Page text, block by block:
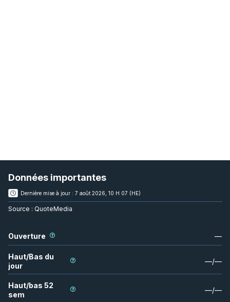
Données importantes
Dernière mise à jour : 7 août 2026, 10 H 07 (HE)
Source : QuoteMedia
Ouverture —
Haut/Bas du
jour
—/—
Haut/bas 52
sem
—/—